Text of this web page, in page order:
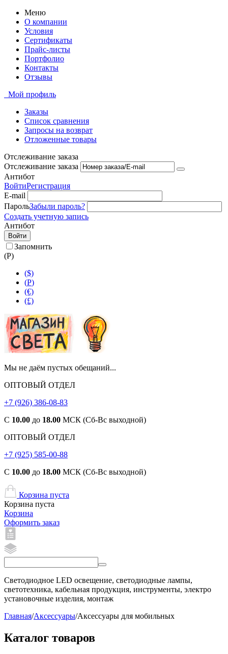
Меню
О компании
Условия
Сертификаты
Прайс-листы
Портфолио
Контакты
Отзывы
Мой профиль
Заказы
Список сравнения
Запросы на возврат
Отложенные товары
Отслеживание заказа
Отслеживание заказа
Антибот
ВойтиРегистрация
E-mail
ПарольЗабыли пароль?
Создать учетную запись
Антибот
Войти
Запомнить
(Р)
($)
(Р)
(€)
(£)
Мы не даём пустых обещаний...
ОПТОВЫЙ ОТДЕЛ
+7 (926) 386-08-83
С 10.00 до 18.00 МСК (Сб-Вс выходной)
ОПТОВЫЙ ОТДЕЛ
+7 (925) 585-00-88
С 10.00 до 18.00 МСК (Сб-Вс выходной)
Корзина пуста
Корзина пуста
Корзина
Оформить заказ
Светодиодное LED освещение, светодиодные лампы,
светотехника, кабельная продукция, инструменты, электро
установочные изделия, монтаж
Главная/Аксессуары/Аксессуары для мобильных
Каталог товаров